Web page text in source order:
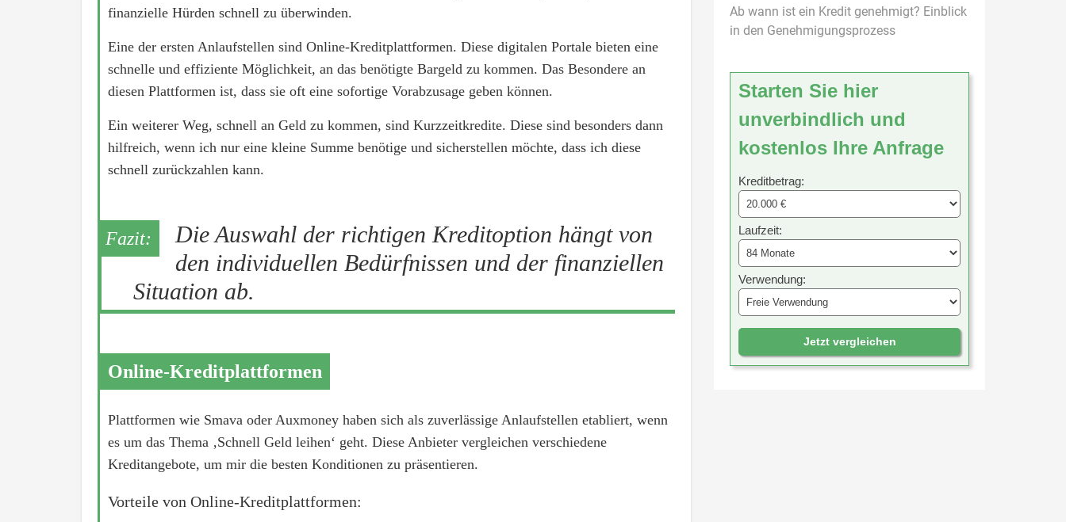
finanzielle Hürden schnell zu überwinden.
Eine der ersten Anlaufstellen sind Online-Kreditplattformen. Diese digitalen Portale bieten eine
schnelle und effiziente Möglichkeit, an das benötigte Bargeld zu kommen. Das Besondere an
diesen Plattformen ist, dass sie oft eine sofortige Vorabzusage geben können.
Ein weiterer Weg, schnell an Geld zu kommen, sind Kurzzeitkredite. Diese sind besonders dann
hilfreich, wenn ich nur eine kleine Summe benötige und sicherstellen möchte, dass ich diese
schnell zurückzahlen kann.
Die Auswahl der richtigen Kreditoption hängt von
den individuellen Bedürfnissen und der finanziellen
Situation ab.
Online-Kreditplattformen
Plattformen wie Smava oder Auxmoney haben sich als zuverlässige Anlaufstellen etabliert, wenn
es um das Thema ‚Schnell Geld leihen‘ geht. Diese Anbieter vergleichen verschiedene
Kreditangebote, um mir die besten Konditionen zu präsentieren.
Vorteile von Online-Kreditplattformen:
Ab wann ist ein Kredit genehmigt? Einblick
in den Genehmigungsprozess
Starten Sie hier
unverbindlich und
kostenlos Ihre Anfrage
Kreditbetrag:
Laufzeit:
Verwendung:
Jetzt vergleichen